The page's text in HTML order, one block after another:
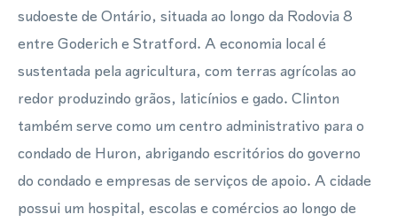
sudoeste de Ontário, situada ao longo da Rodovia 8
entre Goderich e Stratford. A economia local é
sustentada pela agricultura, com terras agrícolas ao
redor produzindo grãos, laticínios e gado. Clinton
também serve como um centro administrativo para o
condado de Huron, abrigando escritórios do governo
do condado e empresas de serviços de apoio. A cidade
possui um hospital, escolas e comércios ao longo de